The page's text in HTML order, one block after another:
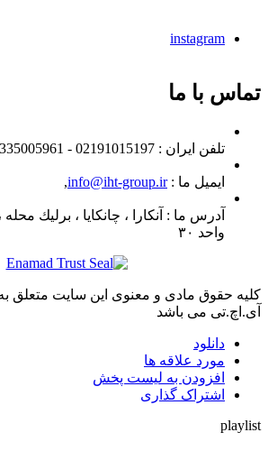
instagram
تماس با ما
تلفن ايران : 02191015197 - 09335005961
ایمیل ما : info@iht-group.ir
,
آدرس ما :
واحد ٣٠
کلیه حقوق مادی و معنوی این سایت متعلق
آی.اچ.تی می باشد
دانلود
مورد علاقه ها
افزودن به لیست پخش
اشتراک گذاری
playlist